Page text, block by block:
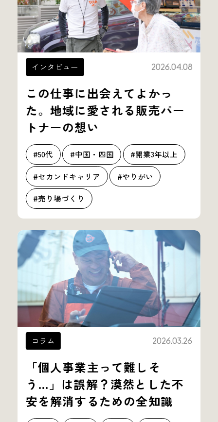
インタビュー 2026.04.08
この仕事に出会えてよかっ
た。地域に愛される販売パー
トナーの想い
#50代 #中国・四国 #開業3年以上
#セカンドキャリア #やりがい
#売り場づくり
コラム 2026.03.26
「個人事業主って難しそ
う…」は誤解？漠然とした不
安を解消するための全知識